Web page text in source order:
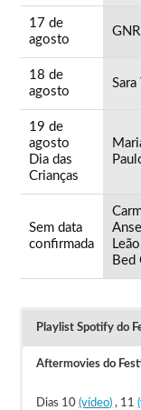
17 de
agosto
18 de
agosto
Sara
19 de
agosto
Dia das
Crianças
Sem data
confirmada
Bed
Playlist Spotify do
Aftermovies do
Dias 10(vídeo) , 11